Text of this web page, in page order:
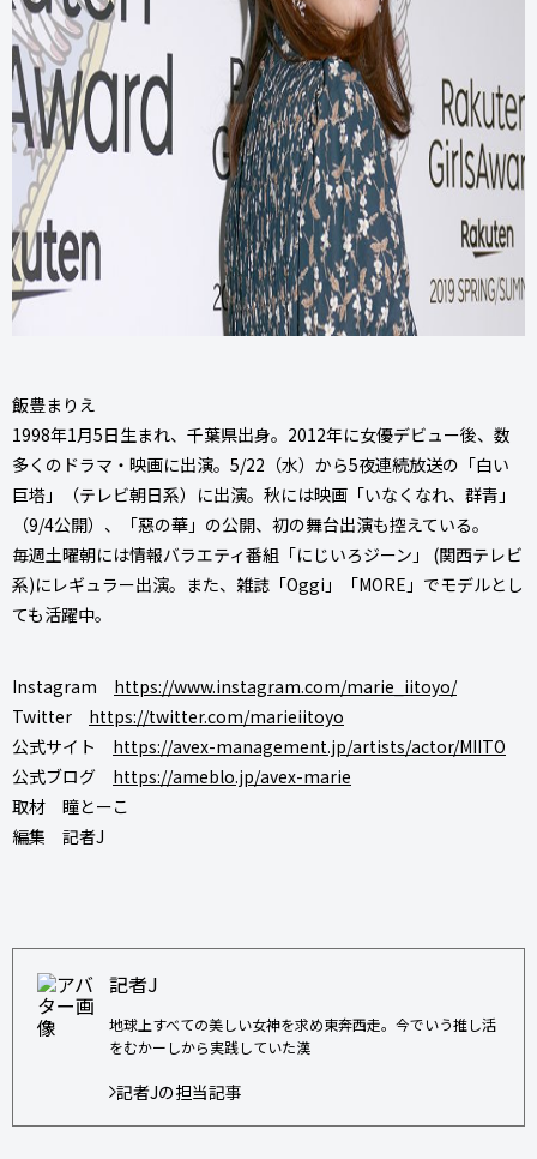
飯豊まりえ
1998年1月5日生まれ、千葉県出身。2012年に女優デビュー後、数
多くのドラマ・映画に出演。5/22（水）から5夜連続放送の「白い
巨塔」（テレビ朝日系）に出演。秋には映画「いなくなれ、群青」
（9/4公開）、「惡の華」の公開、初の舞台出演も控えている。
毎週土曜朝には情報バラエティ番組「にじいろジーン」 (関西テレビ
系)にレギュラー出演。また、雑誌「Oggi」「MORE」でモデルとし
ても活躍中。
Instagram https://www.instagram.com/marie_iitoyo/
Twitter https://twitter.com/marieiitoyo
公式サイト https://avex-management.jp/artists/actor/MIITO
公式ブログ https://ameblo.jp/avex-marie
取材 瞳とーこ
編集 記者J
記者J
地球上すべての美しい女神を求め東奔西走。今でいう推し活
をむかーしから実践していた漢
記者Jの担当記事